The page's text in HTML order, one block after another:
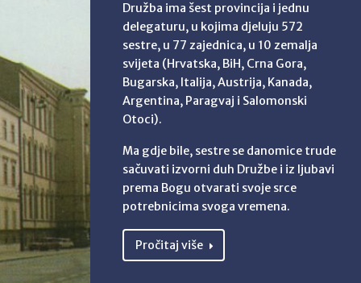
Družba ima šest provincija i jednu
delegaturu, u kojima djeluju 572
sestre, u 77 zajednica, u 10 zemalja
svijeta (Hrvatska, BiH, Crna Gora,
Bugarska, Italija, Austrija, Kanada,
Argentina, Paragvaj i Salomonski
Otoci).
Ma gdje bile, sestre se danomice trude
sačuvati izvorni duh Družbe i iz ljubavi
prema Bogu otvarati svoje srce
potrebnicima svoga vremena.
Pročitaj više